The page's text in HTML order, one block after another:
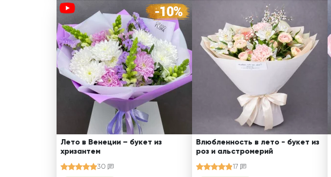
Миксы из роз
Сердца из роз
Лето в Венеции – букет из
хризантем
30
Влюбленность в лето - букет из
роз и альстромерий
17